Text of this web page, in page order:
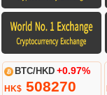
BTC/HKD +0.97%
HK$508270